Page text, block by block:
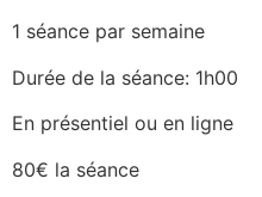
1 séance par semaine
Durée de la séance: 1h00
En présentiel ou en ligne
80€ la séance